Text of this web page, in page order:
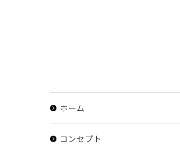
ホーム
コンセプト